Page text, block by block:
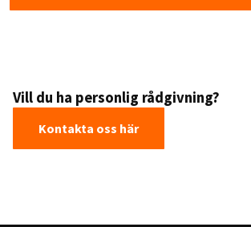
Vill du ha personlig rådgivning?
Kontakta oss här